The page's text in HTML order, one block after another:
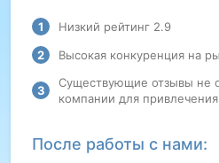
Низкий рейтинг 2.9
Высокая конкуренция на
Существующие отзывы не
компании для
После работы с нами: